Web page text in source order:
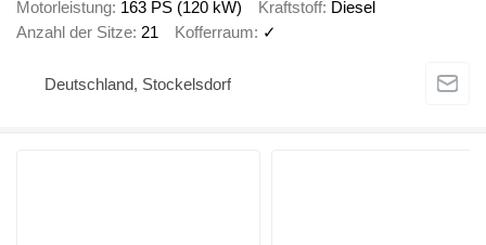
Motorleistung 163 PS (120 kW) Kraftstoff Diesel
Anzahl der Sitze 21 Kofferraum ✓
Deutschland, Stockelsdorf